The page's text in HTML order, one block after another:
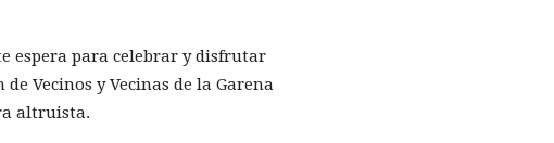
espera para celebrar y disfrutar
Vecinos y Vecinas de la Garena
altruista.